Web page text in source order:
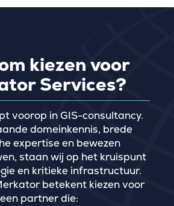
kiezen voor
Services?
voorop in GIS-consultancy.
domeinkennis, brede
expertise en bewezen
staan wij op het kruispunt
en kritieke infrastructuur.
betekent kiezen voor
een partner die: